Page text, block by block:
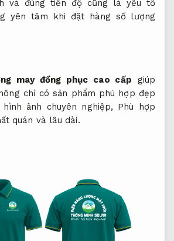
và đúng tiến độ cũng là yếu tố
yên tâm khi đặt hàng số lượng
may đồng phục cao cấp giúp
chỉ có sản phẩm phù hợp đẹp
ảnh chuyên nghiệp, Phù hợp
quán và lâu dài.